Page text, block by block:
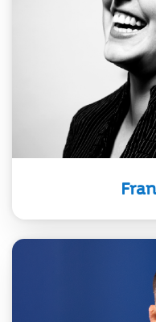
rioplatense,
fiel al género
con una
que deja